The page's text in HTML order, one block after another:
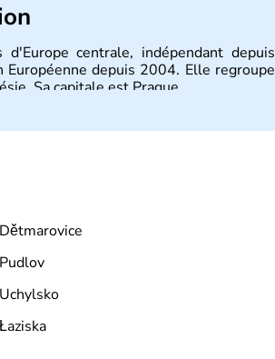
centrale, indépendant depuis
depuis 2004. Elle regroupe
Sa capitale est Prague.
Dětmarovice
Pudlov
Uchylsko
Łaziska